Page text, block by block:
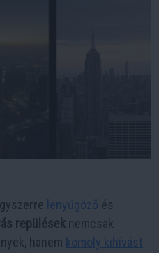
lenyűgöző és
repülések nemcsak
hanem komoly kihívást